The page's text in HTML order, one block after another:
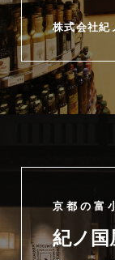
株式会社紀
京都の富
紀ノ国